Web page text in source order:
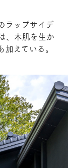
ラップサイデ
、木肌を生か
えている。